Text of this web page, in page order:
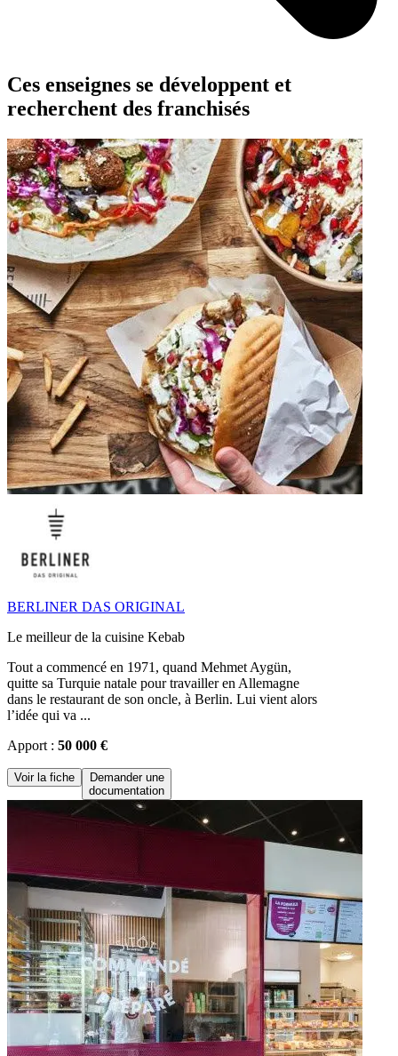
Ces enseignes se développent et
recherchent des franchisés
BERLINER DAS ORIGINAL
Le meilleur de la cuisine Kebab
Tout a commencé en 1971, quand Mehmet Aygün,
quitte sa Turquie natale pour travailler en Allemagne
dans le restaurant de son oncle, à Berlin. Lui vient alors
l’idée qui va ...
Apport : 50 000 €
Voir la fiche
Demander une
documentation